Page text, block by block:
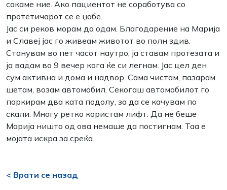
сакаме ние. Ако пациентот не соработува со
протетичарот се е џабе.
Јас си реков морам да одам. Благодарение на Марија
и Славеј јас го живеам животот во полн здив.
Станувам во пет часот наутро, ја ставам протезата и
ја вадам во 9 вечер кога ќе си легнам. Јас цел ден
сум активна и дома и надвор. Сама чистам, пазарам
шетам, возам автомобил. Секогаш автомобилот го
паркирам два ката подолу, за да се качувам по
скали. Многу ретко користам лифт. Да не беше
Марија ништо од ова немаше да постигнам. Таа е
мојата искра за среќа.
< Врати се назад